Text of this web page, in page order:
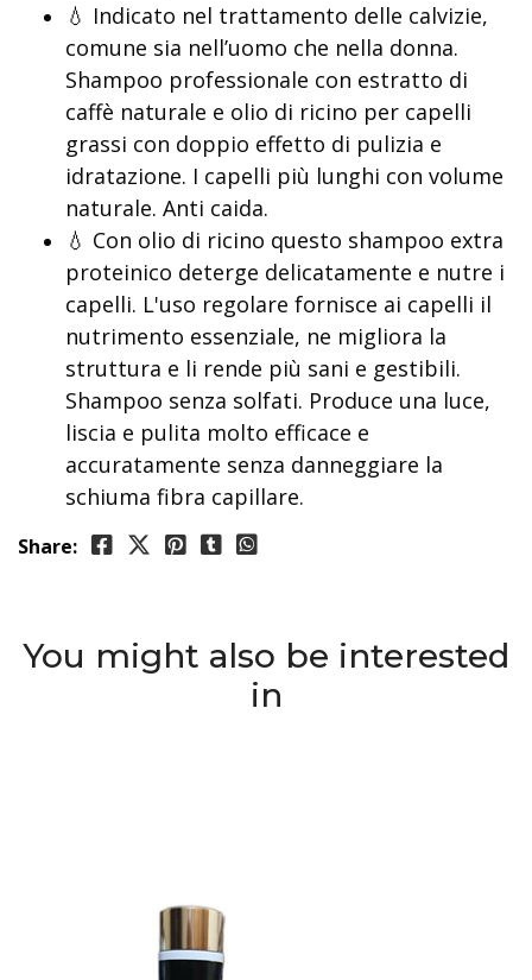
💧 Indicato nel trattamento delle calvizie,
comune sia nell’uomo che nella donna.
Shampoo professionale con estratto di
caffè naturale e olio di ricino per capelli
grassi con doppio effetto di pulizia e
idratazione. I capelli più lunghi con volume
naturale. Anti caida.
💧 Con olio di ricino questo shampoo extra
proteinico deterge delicatamente e nutre i
capelli. L'uso regolare fornisce ai capelli il
nutrimento essenziale, ne migliora la
struttura e li rende più sani e gestibili.
Shampoo senza solfati. Produce una luce,
liscia e pulita molto efficace e
accuratamente senza danneggiare la
schiuma fibra capillare.
Share:
You might also be interested
in